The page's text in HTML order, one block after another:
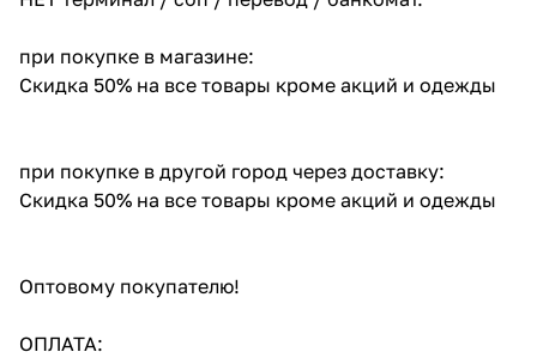
при покупке в магазине:
Скидка 50% на все товары кроме акций и одежды
при покупке в другой город через доставку:
Скидка 50% на все товары кроме акций и одежды
Оптовому покупателю!
ОПЛАТА: